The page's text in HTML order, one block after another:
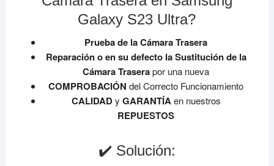
Galaxy S23 Ultra?
Prueba de la Cámara Trasera
Reparación o en su defecto la Sustitución de la
Cámara Traserapor una nueva
COMPROBACIÓNdel Correcto Funcionamiento
CALIDADy GARANTÍAen nuestros
REPUESTOS
✔️ Solución: